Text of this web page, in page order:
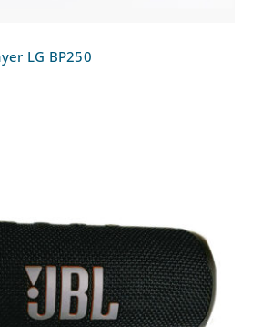
LG BP250
Lautsprecher JBL FLIP 6